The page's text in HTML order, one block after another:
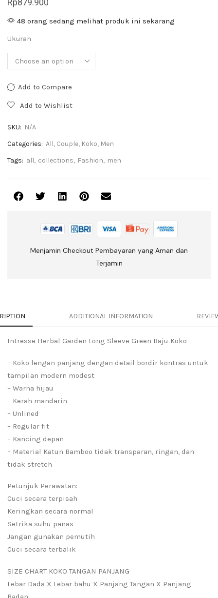
Rp879.900
48 orang sedang melihat produk ini sekarang
Ukuran
Add to Compare
Add to Wishlist
SKU: N/A
Categories: All, Couple, Koko, Men
Tags: all, collections, Fashion, men
Menjamin Checkout Pembayaran yang Aman dan
Terjamin
ADDITIONAL INFORMATION
Intresse Herbal Garden Long Sleeve Green Baju Koko
– Koko lengan panjang dengan detail bordir kontras untuk
tampilan modern modest
– Warna hijau
– Kerah mandarin
– Unlined
– Regular fit
– Kancing depan
– Material Katun Bamboo tidak transparan, ringan, dan
tidak stretch
Petunjuk Perawatan:
Cuci secara terpisah
Keringkan secara normal
Setrika suhu panas
Jangan gunakan pemutih
Cuci secara terbalik
SIZE CHART KOKO TANGAN PANJANG
Lebar Dada X Lebar bahu X Panjang Tangan X Panjang